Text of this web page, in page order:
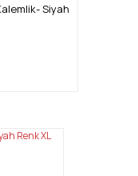
Siyah